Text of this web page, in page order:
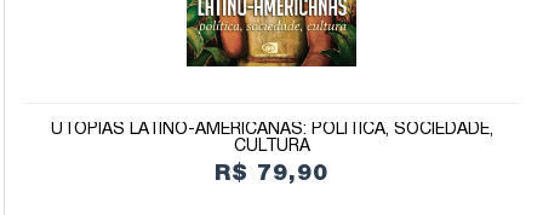
UTOPIAS LATINO-AMERICANAS: POLÍTICA, SOCIEDADE,
CULTURA
R$ 79,90